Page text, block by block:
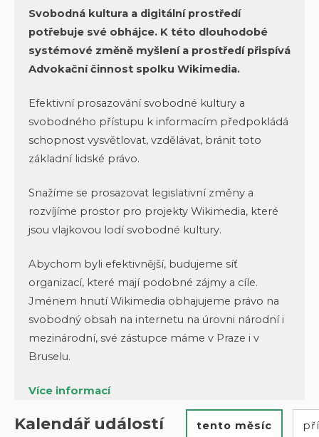
Svobodná kultura a digitální prostředí
potřebuje své obhájce. K této dlouhodobé
systémové změně myšlení a prostředí přispívá
Advokační činnost spolku Wikimedia.
Efektivní prosazování svobodné kultury a
svobodného přístupu k informacím předpokládá
schopnost vysvětlovat, vzdělávat, bránit toto
základní lidské právo.
Snažíme se prosazovat legislativní změny a
rozvíjíme prostor pro projekty Wikimedia, které
jsou vlajkovou lodí svobodné kultury.
Abychom byli efektivnější, budujeme síť
organizací, které mají podobné zájmy a cíle.
Jménem hnutí Wikimedia obhajujeme právo na
svobodný obsah na internetu na úrovni národní i
mezinárodní, své zástupce máme v Praze i v
Bruselu.
Více informací
Kalendář událostí tento měsíc